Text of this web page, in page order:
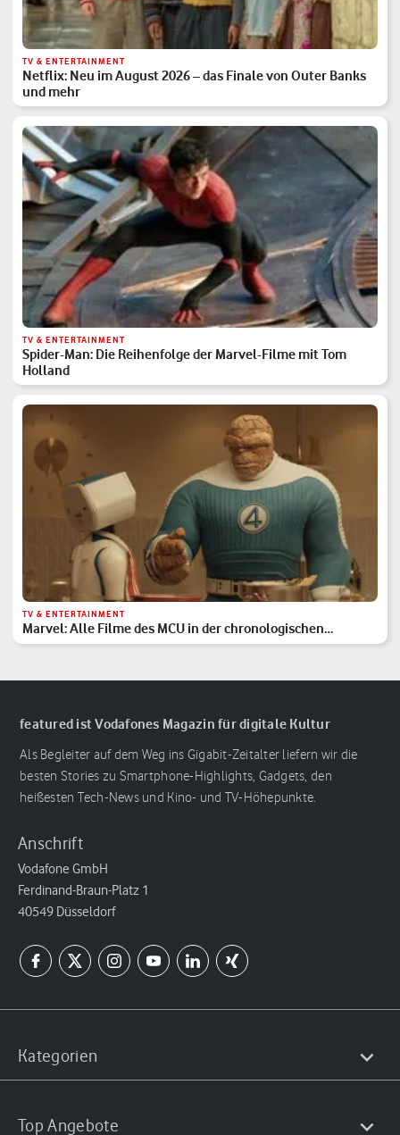
TV & ENTERTAINMENT
Netflix: Neu im August 2026 – das Finale von Outer Banks
und mehr
TV & ENTERTAINMENT
Spider-Man: Die Reihenfolge der Marvel-Filme mit Tom
Holland
TV & ENTERTAINMENT
Marvel: Alle Filme des MCU in der chronologischen
Reihenfolge
featured ist Vodafones Magazin für digitale Kultur
Als Begleiter auf dem Weg ins Gigabit-Zeitalter liefern wir die
besten Stories zu Smartphone-Highlights, Gadgets, den
heißesten Tech-News und Kino- und TV-Höhepunkte.
Anschrift
Vodafone GmbH
Ferdinand-Braun-Platz 1
40549 Düsseldorf
Kategorien
Top Angebote